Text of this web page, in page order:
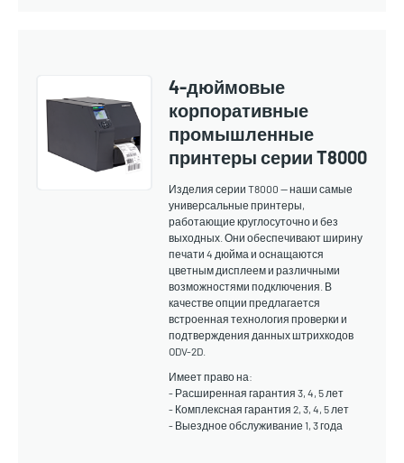
4-дюймовые
корпоративные
промышленные
принтеры серии T8000
Изделия серии T8000 — наши самые
универсальные принтеры,
работающие круглосуточно и без
выходных. Они обеспечивают ширину
печати 4 дюйма и оснащаются
цветным дисплеем и различными
возможностями подключения. В
качестве опции предлагается
встроенная технология проверки и
подтверждения данных штрихкодов
ODV-2D.
Имеет право на:
- Расширенная гарантия 3, 4, 5 лет
- Комплексная гарантия 2, 3, 4, 5 лет
- Выездное обслуживание 1, 3 года